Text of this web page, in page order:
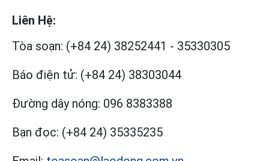
Liên Hệ:
Tòa soạn: (+84 24) 38252441 - 35330305
Báo điện tử: (+84 24) 38303044
Đường dây nóng: 096 8383388
Bạn đọc: (+84 24) 35335235